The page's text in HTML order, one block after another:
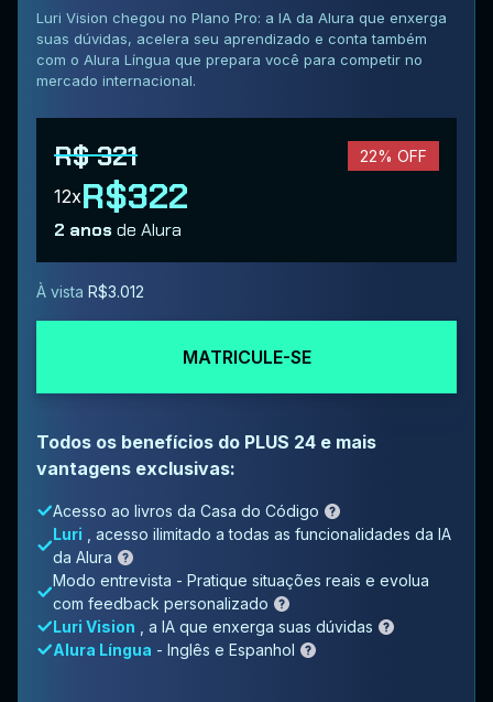
Luri Vision chegou no Plano Pro: a IA da Alura que enxerga
suas dúvidas, acelera seu aprendizado e conta também
com o Alura Língua que prepara você para competir no
mercado internacional.
R$ 321 22% OFF
12xR$322
2 anosde Alura
À vista R$3.012
MATRICULE-SE
Todos os benefícios do PLUS 24 e mais
vantagens exclusivas:
Acesso ao livros da Casa do Código
Luri
, acesso ilimitado a todas as funcionalidades da IA
da Alura
Modo entrevista - Pratique situações reais e evolua
com feedback personalizado
Luri Vision
, a IA que enxerga suas dúvidas
Alura Língua - Inglês e Espanhol